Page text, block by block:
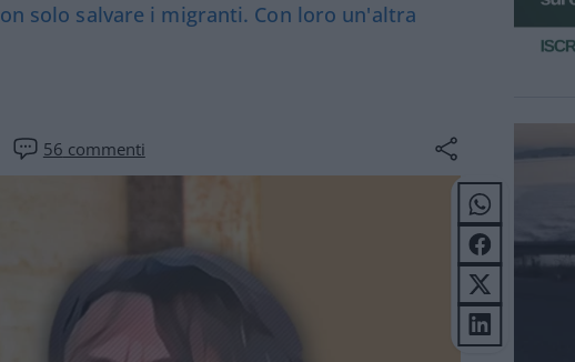
solo salvare i migranti. Con loro un'altra
56 commenti